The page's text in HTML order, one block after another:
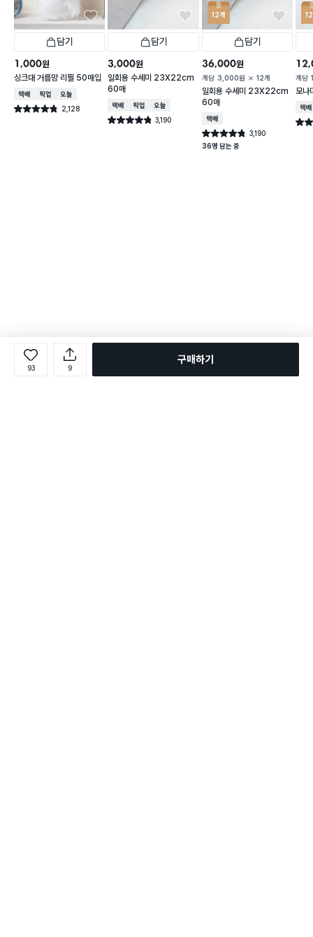
담기
1,000원
싱크대 거름망 리필 50매입
택배배송매장픽업오늘배송
별점 4.8점 2,128
건 작성
담기
3,000원
일회용 수세미 23X22cm
60매
택배배송매장픽업오늘배송
별점 4.8점 3,190
건 작성
12개
담기
36,000원
개당 3,000원 12개
일회용 수세미 23X22cm
60매
택배배송
별점 4.8점 3,190
건 작성
36명 담는 중
개당
모나
택배
별점
93 9
구매하기